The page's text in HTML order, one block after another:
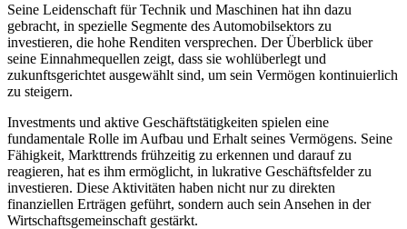
Seine Leidenschaft für Technik und Maschinen hat ihn dazu
gebracht, in spezielle Segmente des Automobilsektors zu
investieren, die hohe Renditen versprechen. Der Überblick über
seine Einnahmequellen zeigt, dass sie wohlüberlegt und
zukunftsgerichtet ausgewählt sind, um sein Vermögen kontinuierlich
zu steigern.
Investments und aktive Geschäftstätigkeiten spielen eine
fundamentale Rolle im Aufbau und Erhalt seines Vermögens. Seine
Fähigkeit, Markttrends frühzeitig zu erkennen und darauf zu
reagieren, hat es ihm ermöglicht, in lukrative Geschäftsfelder zu
investieren. Diese Aktivitäten haben nicht nur zu direkten
finanziellen Erträgen geführt, sondern auch sein Ansehen in der
Wirtschaftsgemeinschaft gestärkt.